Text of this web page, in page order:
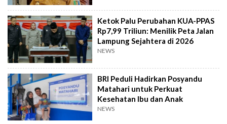
Ketok Palu Perubahan KUA-PPAS
Rp7,99 Triliun: Menilik Peta Jalan
Lampung Sejahtera di 2026
NEWS
BRI Peduli Hadirkan Posyandu
Matahari untuk Perkuat
Kesehatan Ibu dan Anak
NEWS